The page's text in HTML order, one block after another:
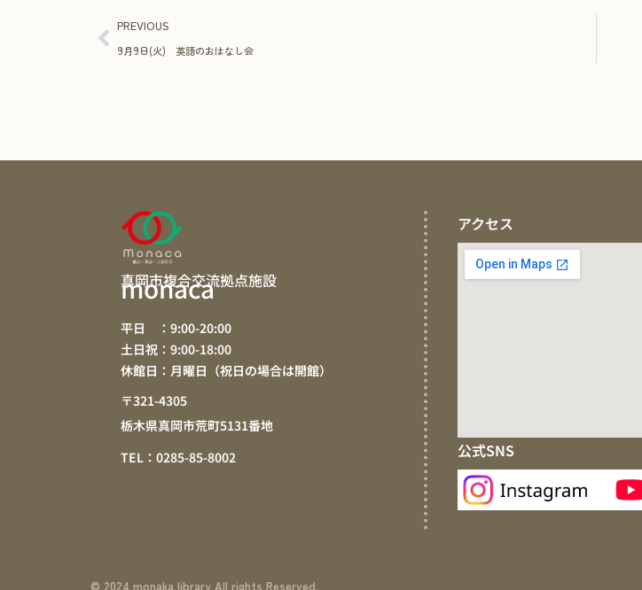
PREVIOUS
9月9日(火) 英語のおはなし会
真岡市複合交流拠点施設
monaca
平日 ：9:00-20:00
土日祝：9:00-18:00
休館日：月曜日（祝日の場合は開館）
〒321-4305
栃木県真岡市荒町5131番地
TEL：0285-85-8002
アクセス
公式SNS
© 2024 monaka library All rights Reserved.